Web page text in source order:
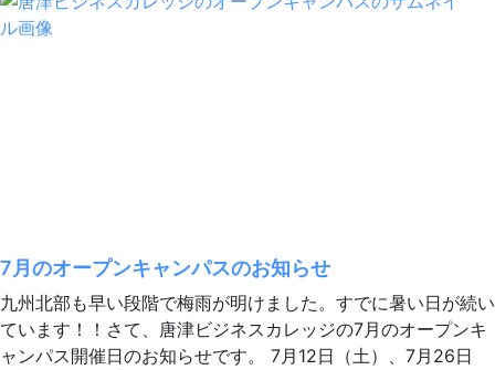
7月のオープンキャンパスのお知らせ
九州北部も早い段階で梅雨が明けました。すでに暑い日が続い
ています！！さて、唐津ビジネスカレッジの7月のオープンキ
ャンパス開催日のお知らせです。 7月12日（土）、7月26日